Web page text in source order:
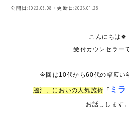
公開日:2022.03.08・更新日:2025.01.28
こんにちは🍀
受付カウンセラー
今回は10代から60代の幅広い
脇汗、においの人気施術 「 ミラ
お話しします。